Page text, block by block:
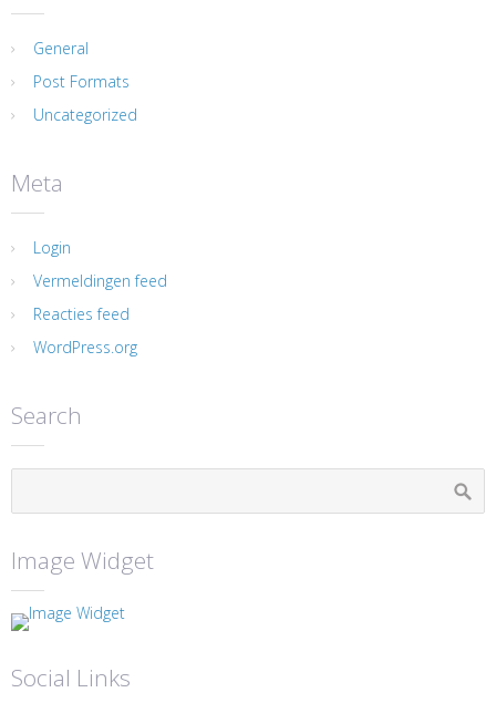
General
Post Formats
Uncategorized
Meta
Login
Vermeldingen feed
Reacties feed
WordPress.org
Search
Image Widget
Social Links